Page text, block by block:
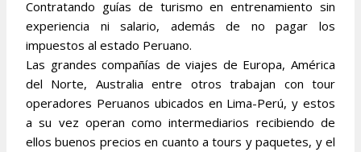
Contratando guías de turismo en entrenamiento sin
experiencia ni salario, además de no pagar los
impuestos al estado Peruano.
Las grandes compañías de viajes de Europa, América
del Norte, Australia entre otros trabajan con tour
operadores Peruanos ubicados en Lima-Perú, y estos
a su vez operan como intermediarios recibiendo de
ellos buenos precios en cuanto a tours y paquetes, y el